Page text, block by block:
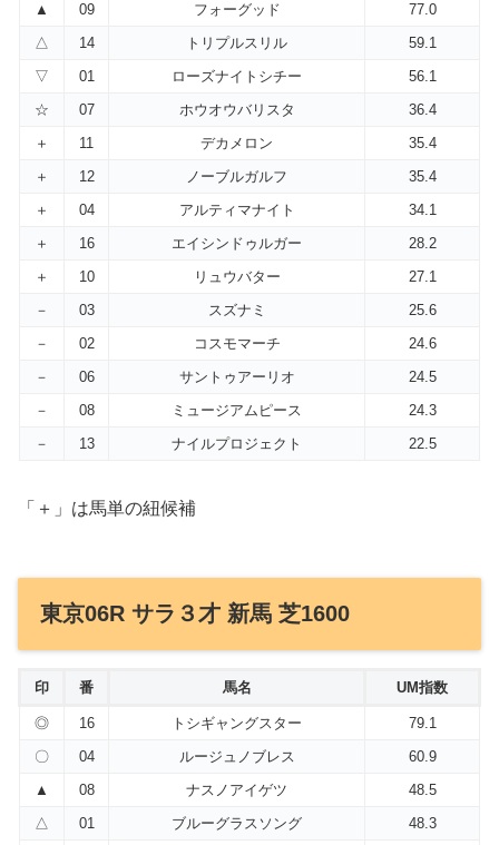
▲
09 フォーグッド
77.0
△
14 トリプルスリル
59.1
▽
01 ローズナイトシチー
56.1
☆
07 ホウオウバリスタ
36.4
＋
11 デカメロン
35.4
＋
12 ノーブルガルフ
35.4
＋
04 アルティマナイト
34.1
＋
16 エイシンドゥルガー
28.2
＋
10 リュウバター
27.1
－
03 スズナミ
25.6
－
02 コスモマーチ
24.6
－
06 サントゥアーリオ
24.5
－
08 ミュージアムピース
24.3
－
13 ナイルプロジェクト 22.5
「＋」は馬単の紐候補
東京06R サラ３才 新馬 芝1600
印 番 馬名 UM指数
◎ 16 トシギャングスター
79.1
〇
04 ルージュノブレス
60.9
▲
08 ナスノアイゲツ
48.5
△
01 ブルーグラスソング
48.3